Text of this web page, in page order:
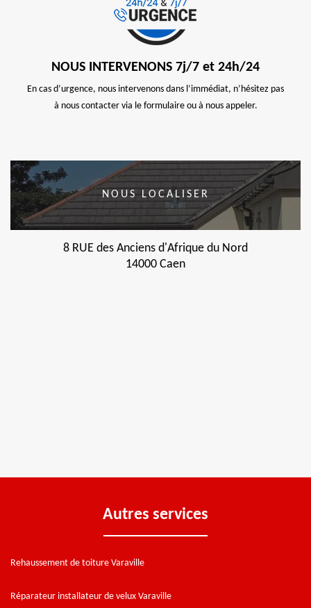
NOUS INTERVENONS 7j/7 et 24h/24
En cas d’urgence, nous intervenons dans l’immédiat, n’hésitez pas
à nous contacter via le formulaire ou à nous appeler.
NOUS LOCALISER
8 RUE des Anciens d'Afrique du Nord
14000 Caen
Autres services
Rehaussement de toiture Varaville
Réparateur installateur de velux Varaville